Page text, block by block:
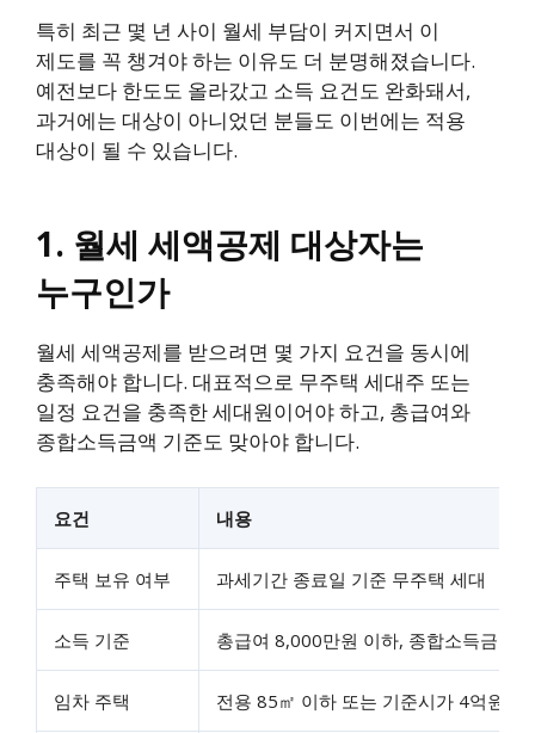
특히 최근 몇 년 사이 월세 부담이 커지면서 이
제도를 꼭 챙겨야 하는 이유도 더 분명해졌습니다.
예전보다 한도도 올라갔고 소득 요건도 완화돼서,
과거에는 대상이 아니었던 분들도 이번에는 적용
대상이 될 수 있습니다.
1. 월세 세액공제 대상자는
누구인가
월세 세액공제를 받으려면 몇 가지 요건을 동시에
충족해야 합니다. 대표적으로 무주택 세대주 또는
일정 요건을 충족한 세대원이어야 하고, 총급여와
종합소득금액 기준도 맞아야 합니다.
요건 내용
주택 보유 여부 과세기간 종료일 기준 무주택 세대
소득 기준 총급여 8,000만원 이하, 종합소득금액
임차 주택 전용 85㎡ 이하 또는 기준시가 4억원